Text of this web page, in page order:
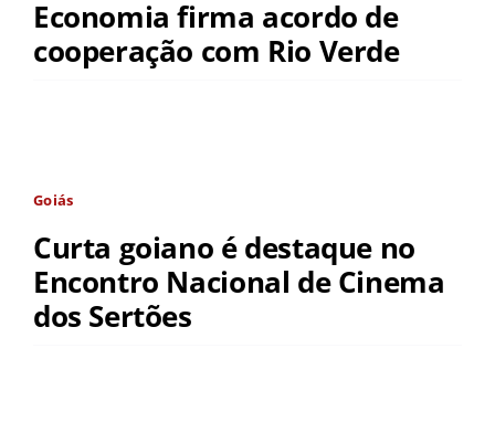
Economia firma acordo de
cooperação com Rio Verde
Goiás
Curta goiano é destaque no
Encontro Nacional de Cinema
dos Sertões